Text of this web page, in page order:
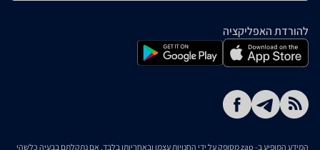
להורדת האפליקציה
המידע המופיע ב- zap מסופק על ידי החנויות עצמן ובאחריותן בלבד. אם נתקלתם בבעיה כלשהי